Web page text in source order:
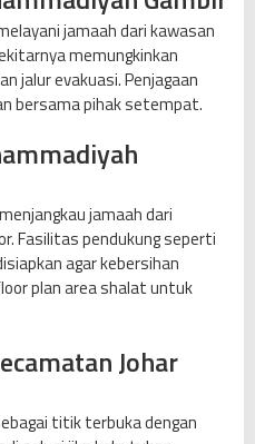
jamaah dari kawasan
memungkinkan
jalur evakuasi. Penjagaan
bersama pihak setempat.
jamaah dari
Fasilitas pendukung seperti
agar kebersihan
plan area shalat untuk
Johar
titik terbuka dengan